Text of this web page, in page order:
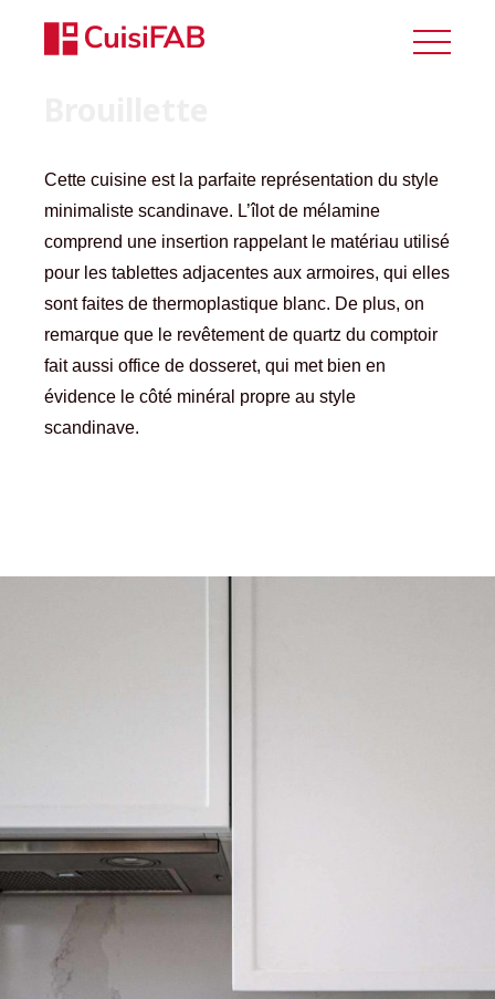
Cette cuisine est la parfaite représentation du style
minimaliste scandinave. L’îlot de mélamine
comprend une insertion rappelant le matériau utilisé
pour les tablettes adjacentes aux armoires, qui elles
sont faites de thermoplastique blanc. De plus, on
remarque que le revêtement de quartz du comptoir
fait aussi office de dosseret, qui met bien en
évidence le côté minéral propre au style
scandinave.